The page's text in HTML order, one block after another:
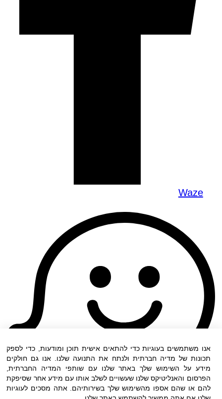
Waze
אנו משתמשים בעוגיות כדי להתאים אישית תוכן ומודעות, כדי לספק
תכונות של מדיה חברתית ולנתח את התנועה שלנו. אנו גם חולקים
מידע על השימוש שלך באתר שלנו עם שותפי המדיה החברתית,
הפרסום והאנליטיקס שלנו שעשויים לשלב אותו עם מידע אחר שסיפקת
להם או שהם אספו מהשימוש שלך בשירותיהם. אתה מסכים לעוגיות